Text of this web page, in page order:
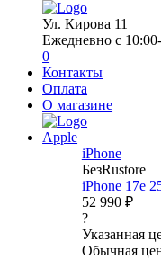
Ул. Кирова 11
Ежедневно с
0
Контакты
Оплата
О магазине
Apple
iPhone
БезRustore
iPhone 17e
52 990 ₽
?
Указанная
Обычная